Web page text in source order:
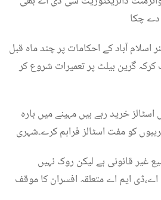
دے چکا
آباد کے احکامات پر چند ماہ قبل
کرکہ گرین بیلٹ پر تعمیرات شروع کر
خرید رہے ہیں مہینے میں بارہ
کو مفت اسٹالز فراہم کرے۔شہری
غیر قانونی ہے لیکن روک نہیں
ایم اے متعلقہ افسران کا موقف